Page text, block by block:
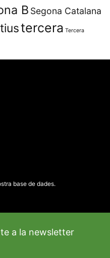
B Segona Catalana
tercera Tercera
base de dades.
a la newsletter